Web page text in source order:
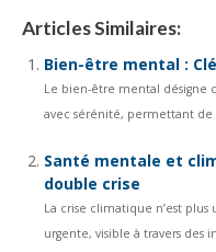
Articles Similaires:
Bien-être mental :
Le bien-être mental désigne
avec sérénité, permettant
Santé mentale et
double crise
La crise climatique n’est
urgente, visible à travers des